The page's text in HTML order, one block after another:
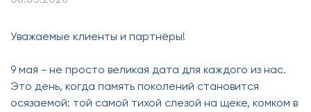
Уважаемые клиенты и партнёры!
9 мая - не просто великая дата для каждого из нас.
Это день, когда память поколений становится
осязаемой: той самой тихой слезой на щеке, комком в